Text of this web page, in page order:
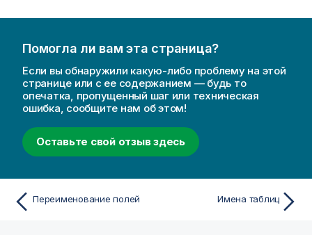
Помогла ли вам эта страница?
Если вы обнаружили какую-либо проблему на этой
странице или с ее содержанием — будь то
опечатка, пропущенный шаг или техническая
ошибка, сообщите нам об этом!
Оставьте свой отзыв здесь
Переименование полей Имена таблиц